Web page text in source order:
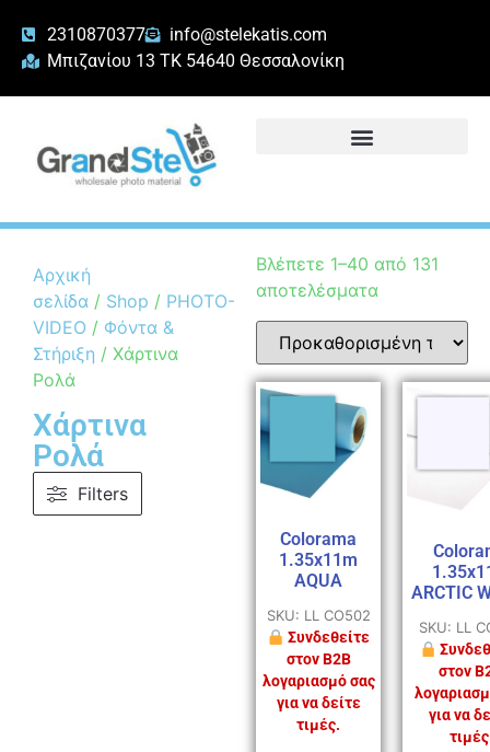
2310870377
info@stelekatis.com
Μπιζανίου 13 ΤΚ 54640 Θεσσαλονίκη
Αρχική
σελίδα / Shop / PHOTO-
VIDEO / Φόντα &
Στήριξη / Χάρτινα
Ρολά
Χάρτινα
Ρολά
Filters
Βλέπετε 1–40 από 131
αποτελέσματα
Colorama
1.35x11m
AQUA
SKU: LL CO502
Συνδεθείτε
στον B2B
λογαριασμό σας
για να δείτε
τιμές.
ARCTIC
SKU: LL
στον
για να